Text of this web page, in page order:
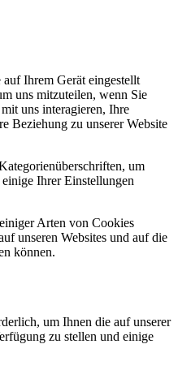
Ihrem Gerät eingestellt
uns mitzuteilen, wenn Sie
uns interagieren, Ihre
Beziehung zu unserer Website
um
Ihrer Einstellungen
Arten von Cookies
unseren Websites und auf die
können.
um Ihnen die auf unserer
zu stellen und einige